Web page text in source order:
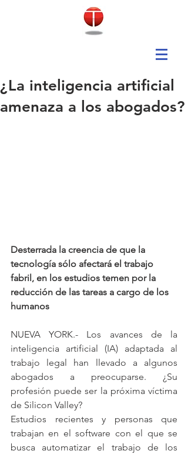
¿La inteligencia artificial
amenaza a los abogados?
Desterrada la creencia de que la
tecnología sólo afectará el trabajo
fabril, en los estudios temen por la
reducción de las tareas a cargo de los
humanos
NUEVA YORK.- Los avances de la
inteligencia artificial (IA) adaptada al
trabajo legal han llevado a algunos
abogados a preocuparse. ¿Su
profesión puede ser la próxima víctima
de Silicon Valley?
Estudios recientes y personas que
trabajan en el software con el que se
busca automatizar el trabajo de los